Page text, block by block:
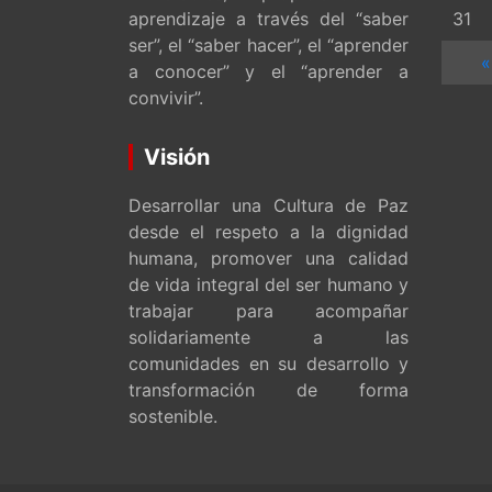
aprendizaje a través del “saber
ser”, el “saber hacer”, el “aprender
a conocer” y el “aprender a
convivir”.
Visión
Desarrollar una Cultura de Paz
desde el respeto a la dignidad
humana, promover una calidad
de vida integral del ser humano y
trabajar para acompañar
solidariamente a las
comunidades en su desarrollo y
transformación de forma
sostenible.
31